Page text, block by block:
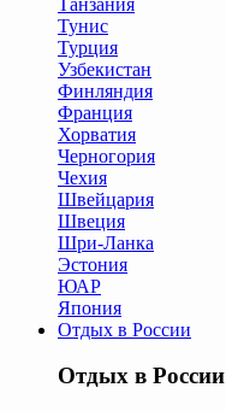
Тунис
Турция
Узбекистан
Финляндия
Франция
Хорватия
Черногория
Чехия
Швейцария
Швеция
Шри-Ланка
Эстония
ЮАР
Япония
Отдых в России
Отдых в России